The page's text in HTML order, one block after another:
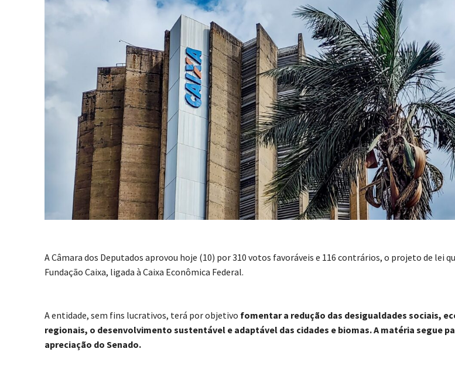
A Câmara dos Deputados aprovou hoje (10) por 310 votos favoráveis e 116 contrários, o projeto de lei
Fundação Caixa, ligada à Caixa Econômica Federal.
A entidade, sem fins lucrativos, terá por objetivo fomentar a redução das desigualdades sociais,
regionais, o desenvolvimento sustentável e adaptável das cidades e biomas. A matéria segue
apreciação do Senado.